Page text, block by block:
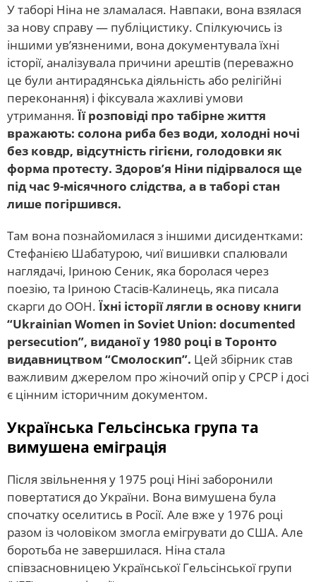
У таборі Ніна не зламалася. Навпаки, вона взялася
за нову справу — публіцистику. Спілкуючись із
іншими ув’язненими, вона документувала їхні
історії, аналізувала причини арештів (переважно
це були антирадянська діяльність або релігійні
переконання) і фіксувала жахливі умови
утримання. Її розповіді про табірне життя
вражають: солона риба без води, холодні ночі
без ковдр, відсутність гігієни, голодовки як
форма протесту. Здоров’я Ніни підірвалося ще
під час 9-місячного слідства, а в таборі стан
лише погіршився.
Там вона познайомилася з іншими дисидентками:
Стефанією Шабатурою, чиї вишивки спалювали
наглядачі, Іриною Сеник, яка боролася через
поезію, та Іриною Стасів-Калинець, яка писала
скарги до ООН. Їхні історії лягли в основу книги
“Ukrainian Women in Soviet Union: documented
persecution”, виданої у 1980 році в Торонто
видавництвом “Смолоскип”. Цей збірник став
важливим джерелом про жіночий опір у СРСР і досі
є цінним історичним документом.
Українська Гельсінська група та
вимушена еміграція
Після звільнення у 1975 році Ніні заборонили
повертатися до України. Вона вимушена була
спочатку оселитись в Росії. Але вже у 1976 році
разом із чоловіком змогла емігрувати до США. Але
боротьба не завершилася. Ніна стала
співзасновницею Української Гельсінської групи